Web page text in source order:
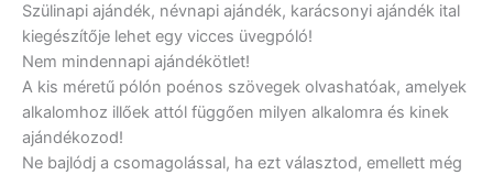
Szülinapi ajándék, névnapi ajándék, karácsonyi ajándék ital
kiegészítője lehet egy vicces üvegpóló!
Nem mindennapi ajándékötlet!
A kis méretű pólón poénos szövegek olvashatóak, amelyek
alkalomhoz illőek attól függően milyen alkalomra és kinek
ajándékozod!
Ne bajlódj a csomagolással, ha ezt választod, emellett még